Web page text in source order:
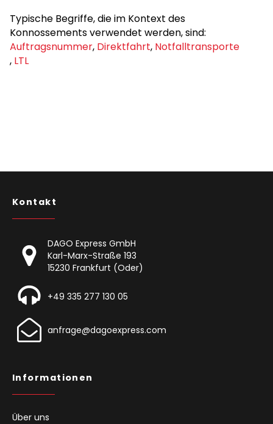
Typische Begriffe, die im Kontext des
Konnossements verwendet werden, sind:
Auftragsnummer, Direktfahrt, Notfalltransporte
, LTL
Kontakt
DAGO Express GmbH
Karl-Marx-Straße 193
15230 Frankfurt (Oder)
+49 335 277 130 05
anfrage@dagoexpress.com
Informationen
Über uns